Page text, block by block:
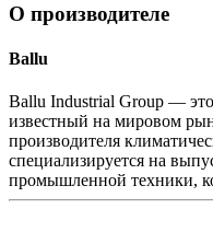
О производителе
Ballu
Ballu Industrial Group —
известный на мировом
производителя
специализируется на
промышленной техники,